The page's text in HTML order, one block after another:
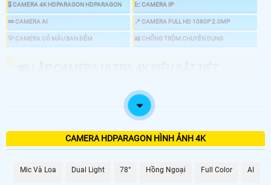
️🎖️ CAMERA 4K HDPARAGON HDPARAGON 💹 CAMERA IP
💤 CAMERA AI 📍 CAMERA FULL HD 1080P 2.0MP
💡 CAMERA CÓ MÀU BAN ĐÊM 🎎 CHỐNG TRỘM CHUYÊN DỤNG
💎 Bộ Camera Sắt Nét Ultra 4k Hdparagon Rẻ Nhất
7.500.000 VNĐ
CAMERA HDPARAGON HÌNH ẢNH 4K
Mic Và Loa Dual Light 78° Hồng Ngoại Full Color AI